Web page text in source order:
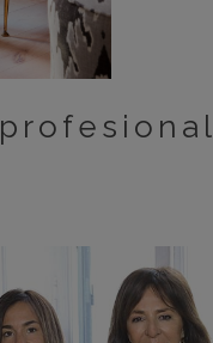
profesional